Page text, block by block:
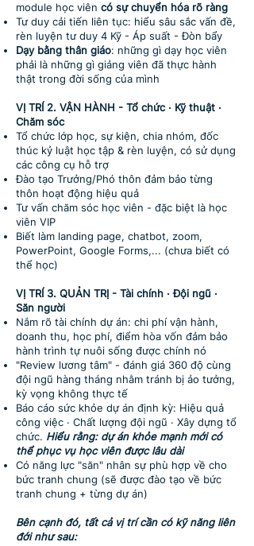
module học viên có sự chuyển hóa rõ ràng
Tư duy cải tiến liên tục: hiểu sâu sắc vấn đề,
rèn luyện tư duy 4 Kỹ - Áp suất - Đòn bẩy
Dạy bằng thân giáo: những gì dạy học viên
phải là những gì giảng viên đã thực hành
thật trong đời sống của mình
VỊ TRÍ 2. VẬN HÀNH - Tổ chức · Kỹ thuật ·
Chăm sóc
Tổ chức lớp học, sự kiện, chia nhóm, đốc
thúc kỷ luật học tập & rèn luyện, có sử dụng
các công cụ hỗ trợ
Ðào tạo Trưởng/Phó thôn đảm bảo từng
thôn hoạt động hiệu quả
Tư vấn chăm sóc học viên - đặc biệt là học
viên VIP
Biết làm landing page, chatbot, zoom,
PowerPoint, Google Forms,... (chưa biết có
thể học)
VỊ TRÍ 3. QUẢN TRỊ - Tài chính · Đội ngũ ·
Săn người
Nắm rõ tài chính dự án: chi phí vận hành,
doanh thu, học phí, điểm hòa vốn đảm bảo
hành trình tự nuôi sống được chính nó
"Review lương tâm" - đánh giá 360 độ cùng
đội ngũ hàng tháng nhằm tránh bị ảo tưởng,
kỳ vọng không thực tế
Báo cáo sức khỏe dự án định kỳ: Hiệu quả
công việc · Chất lượng đội ngũ · Xây dựng tổ
chức. Hiểu rằng: dự án khỏe mạnh mới có
thể phục vụ học viên được lâu dài
Có năng lực "săn" nhân sự phù hợp về cho
bức tranh chung (sẽ được đào tạo về bức
tranh chung + từng dự án)
Bên cạnh đó, tất cả vị trí cần có kỹ năng liên
đới như sau: